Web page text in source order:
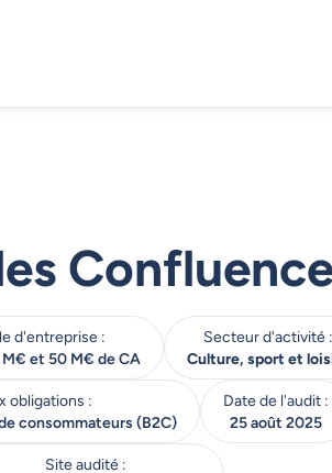
d'entreprise :
M€ et 50 M€ de CA
Secteur d'activité :
Culture, sport et
obligations :
consommateurs (B2C)
Date de l'audit :
25 août 2025
Site audité :